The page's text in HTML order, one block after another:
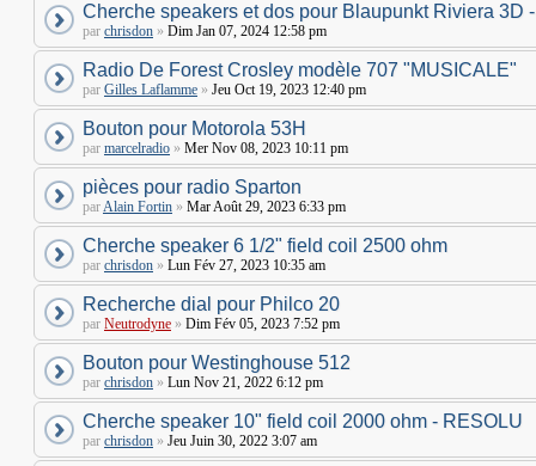
Cherche speakers et dos pour Blaupunkt Riviera 3D
par chrisdon » Dim Jan 07, 2024 12:58 pm
Radio De Forest Crosley modèle 707 "MUSICALE"
par Gilles Laflamme » Jeu Oct 19, 2023 12:40 pm
Bouton pour Motorola 53H
par marcelradio » Mer Nov 08, 2023 10:11 pm
pièces pour radio Sparton
parAlain Fortin » Mar Août 29, 2023 6:33 pm
Cherche speaker 6 1/2" field coil 2500 ohm
par chrisdon » Lun Fév 27, 2023 10:35 am
Recherche dial pour Philco 20
par Neutrodyne » Dim Fév 05, 2023 7:52 pm
Bouton pour Westinghouse 512
par chrisdon » Lun Nov 21, 2022 6:12 pm
Cherche speaker 10" field coil 2000 ohm - RESOLU
par chrisdon » Jeu Juin 30, 2022 3:07 am